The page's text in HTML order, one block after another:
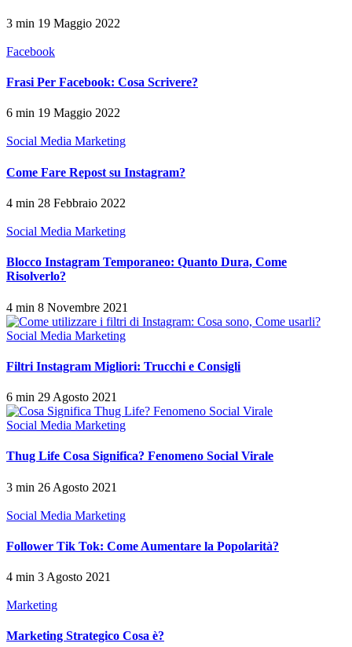
3 min 19 Maggio 2022
Facebook
Frasi Per Facebook: Cosa Scrivere?
6 min 19 Maggio 2022
Social Media Marketing
Come Fare Repost su Instagram?
4 min 28 Febbraio 2022
Social Media Marketing
Blocco Instagram Temporaneo: Quanto Dura, Come
Risolverlo?
4 min 8 Novembre 2021
Social Media Marketing
Filtri Instagram Migliori: Trucchi e Consigli
6 min 29 Agosto 2021
Social Media Marketing
Thug Life Cosa Significa? Fenomeno Social Virale
3 min 26 Agosto 2021
Social Media Marketing
Follower Tik Tok: Come Aumentare la Popolarità?
4 min 3 Agosto 2021
Marketing
Marketing Strategico Cosa è?